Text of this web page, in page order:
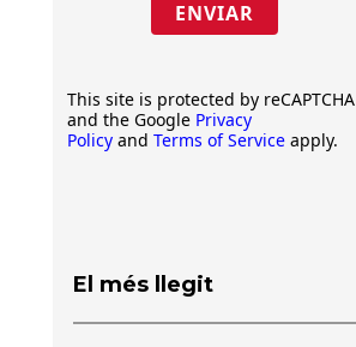
ENVIAR
This site is protected by reCAPTCHA
and the Google Privacy
Policy and Terms of Service apply.
El més llegit